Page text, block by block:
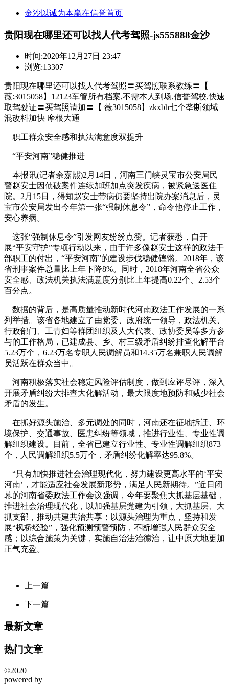
金沙以诚为本赢在信誉首页
贵阳现在哪里还可以找人代考驾照-js555888金沙
时间:2020年12月27日 23:47
浏览:13307
贵阳现在哪里还可以找人代考驾照〓买驾照联系教练〓【
薇:3015058】12123车管所有档案,不需本人到场,信誉驾校,快速
取驾驶证〓买驾照请加〓【 薇3015058】zkxbh七个垄断领域
混改料加快 摩根大通
职工群众安全感和执法满意度双提升
“平安河南”稳健推进
本报讯(记者余嘉熙)2月14日，河南三门峡灵宝市公安局民
警赵安士因侦破案件连续加班加点突发疾病，被紧急送医住
院。2月15日，得知赵安士带病仍要坚持出院办案消息后，灵
宝市公安局发出今年第一张“强制休息令”，命令他停止工作，
安心养病。
这张“强制休息令”引发网友纷纷点赞。记者获悉，自开
展“平安守护”专项行动以来，由于许多像赵安士这样的政法干
部职工的付出，“平安河南”的建设步伐稳健铿锵。2018年，该
省刑事案件总量比上年下降8%。同时，2018年河南全省公众
安全感、政法机关执法满意度分别比上年提高0.22个、2.53个
百分点。
数据的背后，是高质量推动新时代河南政法工作发展的一系
列举措。该省各地建立了由党委、政府统一领导，政法机关、
行政部门、工青妇等群团组织及人大代表、政协委员等多方参
与的工作格局，已建成县、乡、村三级矛盾纠纷排查化解平台
5.23万个，6.23万名专职人民调解员和14.35万名兼职人民调解
员活跃在群众当中。
河南积极落实社会稳定风险评估制度，做到应评尽评，深入
开展矛盾纠纷大排查大化解活动，最大限度地预防和减少社会
矛盾的发生。
在抓好源头施治、多元调处的同时，河南还在征地拆迁、环
境保护、交通事故、医患纠纷等领域，推进行业性、专业性调
解组织建设。目前，全省已建立行业性、专业性调解组织873
个，人民调解组织5.5万个，矛盾纠纷化解率达95.8%。
“只有加快推进社会治理现代化，努力建设更高水平的‘平安
河南’，才能适应社会发展新形势，满足人民新期待。”近日闭
幕的河南省委政法工作会议强调，今年要聚焦大抓基层基础，
推进社会治理现代化，以加强基层党建为引领，大抓基层、大
抓支部，推动共建共治共享；以源头治理为重点，坚持和发
展“枫桥经验”，强化预测预警预防，不断增强人民群众安全
感；以综合施策为关键，实施自治法治德治，让中原大地更加
正气充盈。
上一篇
下一篇
最新文章
热门文章
©2020
powered by